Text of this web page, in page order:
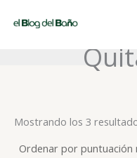
Mostrando los 3